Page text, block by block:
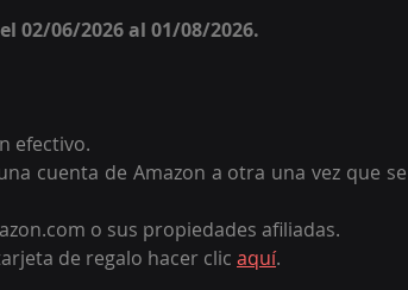
02/06/2026 al 01/08/2026.
efectivo.
cuenta de Amazon a otra una vez que se
o sus propiedades afiliadas.
de regalo hacer clic aquí.